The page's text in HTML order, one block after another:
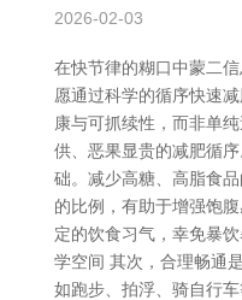
2026-02-03
在快节律的糊口中蒙二
愿通过科学的循序快速
康与可抓续性，而非单
供、恶果显贵的减肥循
础。减少高糖、高脂食
的比例，有助于增强饱
定的饮食习气，幸免暴
学空间 其次，合理畅通
如跑步、拍浮、骑自行